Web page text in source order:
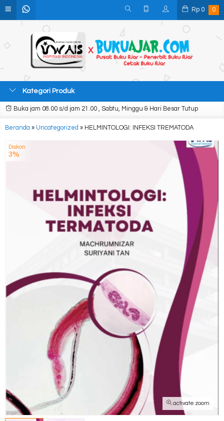
Rp 0 0
Kategori Produk
Buka jam 08.00 s/d jam 21.00 , Sabtu, Minggu & Hari Besar Tutup
Beranda » Uncategorized » HELMINTOLOGI: INFEKSI TREMATODA
activate zoom
Diskon
3%